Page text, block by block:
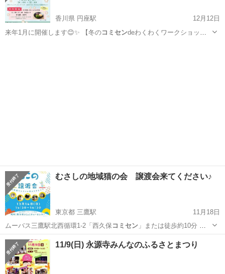
香川県 円座駅
12月12日
来年1月に開催します😊✨️ 【冬のコミセンdeわくわくワークショッ
むさしの地域猫の会 譲渡会来てください♪
東京都 三鷹駅
11月18日
ムーバス三鷹駅北西循環1-2「西久保コミセン」または徒歩約10分 ※
駐…
東京 武蔵野市 三鷹駅 その他
11/9(日) 永源寺みんなのふるさとまつり